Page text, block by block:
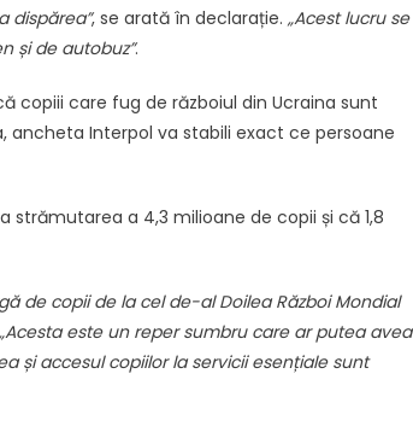
dispărea”, se arată în declarație. „Acest lucru se
și de autobuz”.
copiii care fug de războiul din Ucraina sunt
ancheta Interpol va stabili exact ce persoane
strămutarea a 4,3 milioane de copii și că 1,8
de copii de la cel de-al Doilea Război Mondial
„Acesta este un reper sumbru care ar putea avea
și accesul copiilor la servicii esențiale sunt